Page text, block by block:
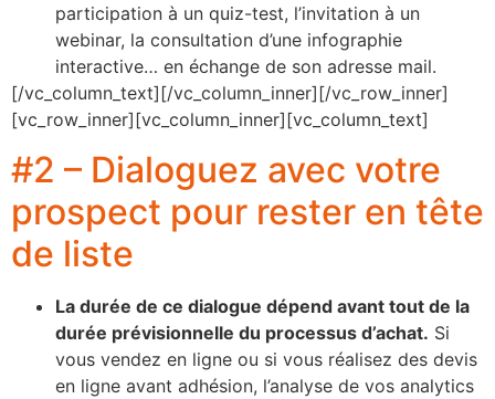
participation à un quiz-test, l’invitation à un
webinar, la consultation d’une infographie
interactive… en échange de son adresse mail.
[/vc_column_text][/vc_column_inner][/vc_row_inner]
[vc_row_inner][vc_column_inner][vc_column_text]
#2 – Dialoguez avec votre
prospect pour rester en tête
de liste
La durée de ce dialogue dépend avant tout de la
durée prévisionnelle du processus d’achat. Si
vous vendez en ligne ou si vous réalisez des devis
en ligne avant adhésion, l’analyse de vos analytics